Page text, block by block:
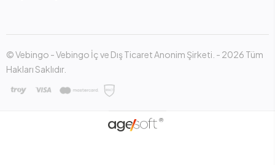
© Vebingo - Vebingo İç ve Dış Ticaret Anonim Şirketi. - 2026 Tüm
Hakları Saklıdır.